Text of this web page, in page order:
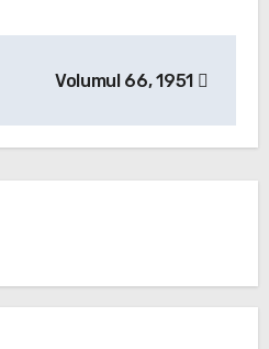
Volumul 66, 1951